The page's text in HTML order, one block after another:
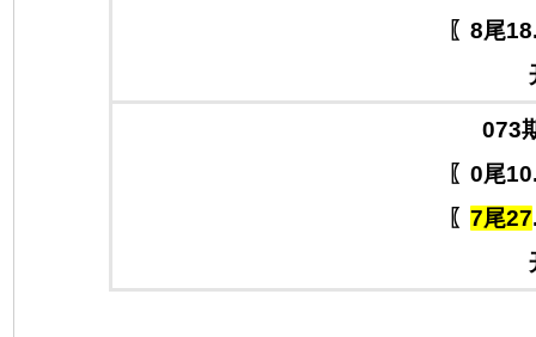
〖8尾
073
〖0尾
〖 7尾27